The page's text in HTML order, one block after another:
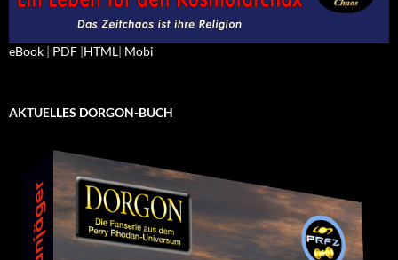
eBook | PDF |HTML| Mobi
AKTUELLES DORGON-BUCH